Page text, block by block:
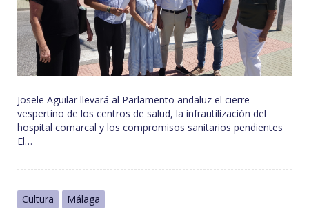
Josele Aguilar llevará al Parlamento andaluz el cierre
vespertino de los centros de salud, la infrautilización del
hospital comarcal y los compromisos sanitarios pendientes
El…
Cultura Málaga